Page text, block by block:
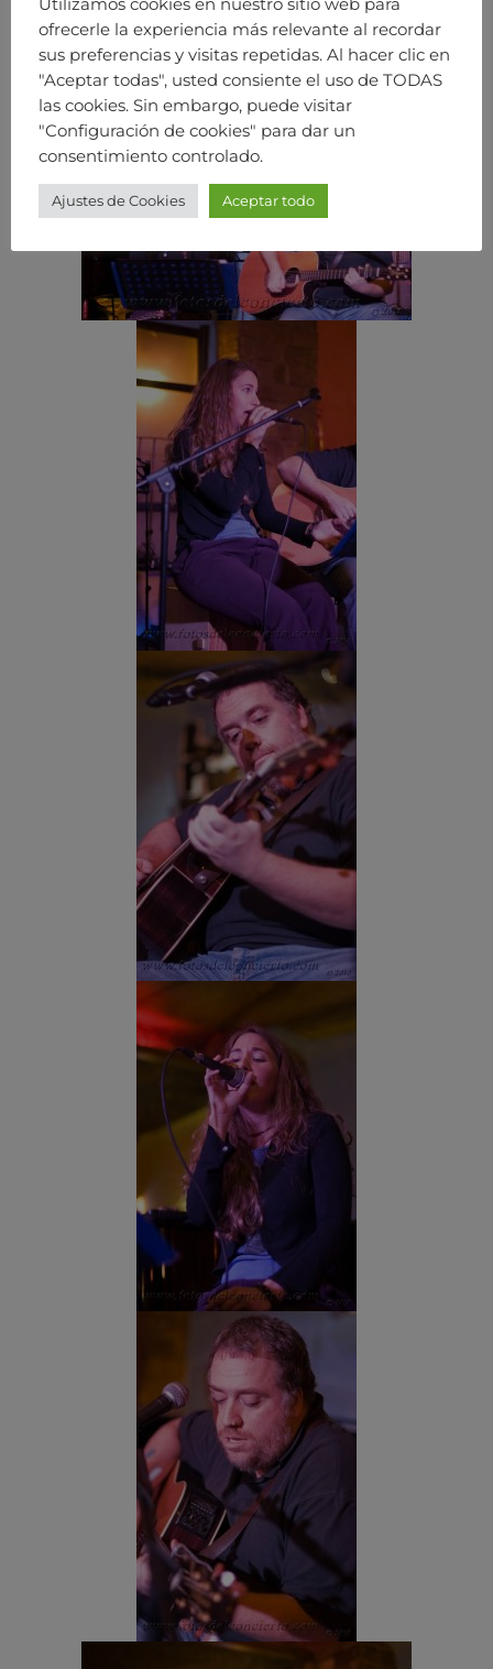
Utilizamos cookies en nuestro sitio web para
ofrecerle la experiencia más relevante al recordar
sus preferencias y visitas repetidas. Al hacer clic en
"Aceptar todas", usted consiente el uso de TODAS
las cookies. Sin embargo, puede visitar
"Configuración de cookies" para dar un
consentimiento controlado.
Ajustes de Cookies Aceptar todo